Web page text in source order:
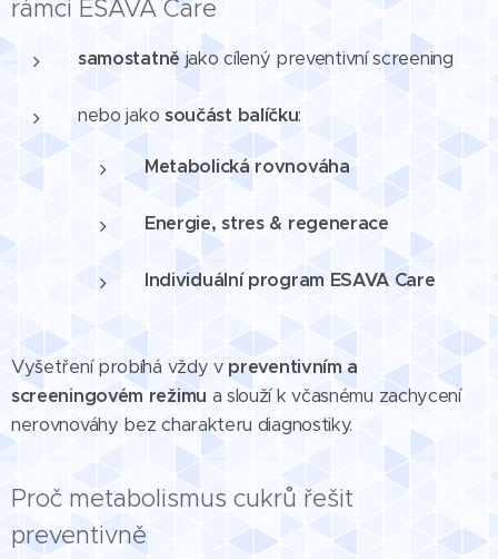
rámci ESAVA Care
samostatnějako cílený preventivní screening
nebo jako součást balíčku:
Metabolická rovnováha
Energie, stres & regenerace
Individuální program ESAVA Care
Vyšetření probíhá vždy v preventivním a
screeningovém režimu a slouží k včasnému zachycení
nerovnováhy bez charakteru diagnostiky.
Proč metabolismus cukrů řešit
preventivně